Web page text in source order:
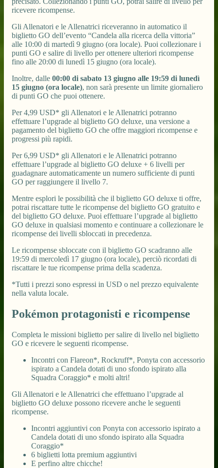
ricevere ricompense.
Gli Allenatori e le Allenatrici riceveranno in automatico il
biglietto GO dell’evento “Candela alla ricerca della vittoria”
alle 10:00 di martedì 9 giugno (ora locale). Puoi collezionare i
punti GO e salire di livello per ottenere ulteriori ricompense
fino alle 20:00 di lunedì 15 giugno (ora locale).
Inoltre, dalle 00:00 di sabato 13 giugno alle 19:59 di lunedì
15 giugno (ora locale), non sarà presente un limite giornaliero
di punti GO che puoi ottenere.
Per 4,99 USD* gli Allenatori e le Allenatrici potranno
effettuare l’upgrade al biglietto GO deluxe, una versione a
pagamento del biglietto GO che offre maggiori ricompense e
progressi più rapidi.
Per 6,99 USD* gli Allenatori e le Allenatrici potranno
effettuare l’upgrade al biglietto GO deluxe + 6 livelli per
guadagnare automaticamente un numero sufficiente di punti
GO per raggiungere il livello 7.
Mentre esplori le possibilità che il biglietto GO deluxe ti offre,
potrai riscattare tutte le ricompense del biglietto GO gratuito e
del biglietto GO deluxe. Puoi effettuare l’upgrade al biglietto
GO deluxe in qualsiasi momento e continuare a collezionare le
ricompense dei livelli sbloccati in precedenza.
Le ricompense sbloccate con il biglietto GO scadranno alle
19:59 di mercoledì 17 giugno (ora locale), perciò ricordati di
riscattare le tue ricompense prima della scadenza.
*Tutti i prezzi sono espressi in USD o nel prezzo equivalente
nella valuta locale.
Pokémon protagonisti e ricompense
Completa le missioni biglietto per salire di livello nel biglietto
GO e ricevere le seguenti ricompense.
Incontri con Flareon*, Rockruff*, Ponyta con accessorio
ispirato a Candela dotati di uno sfondo ispirato alla
Squadra Coraggio* e molti altri!
Gli Allenatori e le Allenatrici che effettuano l’upgrade al
biglietto GO deluxe possono ricevere anche le seguenti
ricompense.
Incontri aggiuntivi con Ponyta con accessorio ispirato a
Candela dotati di uno sfondo ispirato alla Squadra
Coraggio*
6 biglietti lotta premium aggiuntivi
E perfino altre chicche!